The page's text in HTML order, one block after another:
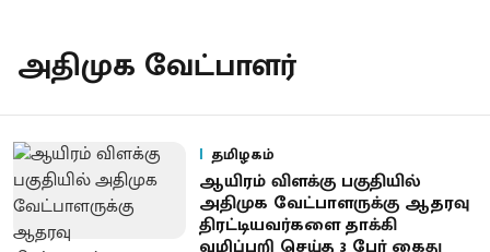
அதிமுக வேட்பாளர்
தமிழகம்
ஆயிரம் விளக்கு பகுதியில்
அதிமுக வேட்பாளருக்கு ஆதரவு
திரட்டியவர்களை தாக்கி